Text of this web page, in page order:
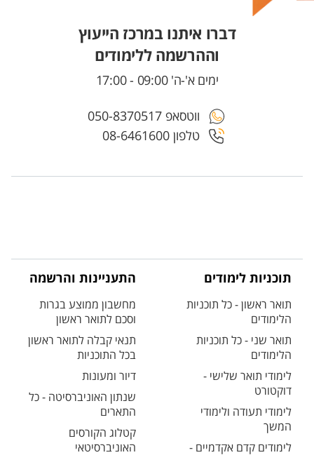
דברו איתנו במרכז הייעוץ
וההרשמה ללימודים
ימים א'-ה' 09:00 - 17:00
טלפון 08-6461600
ווטסאפ 050-8370517
תוכניות לימודים
תואר ראשון - כל תוכניות
הלימודים
תואר שני - כל תוכניות
הלימודים
לימודי תואר שלישי -
דוקטורט
לימודי תעודה ולימודי
המשך
לימודים קדם אקדמיים -
התעניינות והרשמה
מחשבון ממוצע בגרות
וסכם לתואר ראשון
תנאי קבלה לתואר ראשון
בכל התוכניות
דיור ומעונות
שנתון האוניברסיטה - כל
התארים
קטלוג הקורסים
האוניברסיטאי